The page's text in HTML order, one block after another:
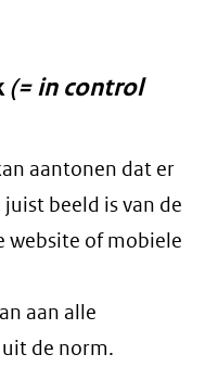
(= in control
aantonen dat er
beeld is van de
website of mobiele
aan alle
de norm.